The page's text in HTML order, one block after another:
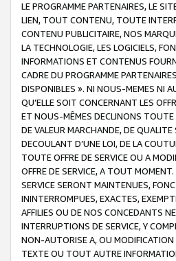
LE PROGRAMME PARTENAIRES, LE
LIEN, TOUT CONTENU, TOUTE
CONTENU PUBLICITAIRE, NOS
LA TECHNOLOGIE, LES LOGICIELS,
INFORMATIONS ET CONTENUS
CADRE DU PROGRAMME
DISPONIBLES ». NI NOUS-MEMES NI
QU’ELLE SOIT CONCERNANT LES
ET NOUS-MÊMES DECLINONS TOUTE
DE VALEUR MARCHANDE, DE
DECOULANT D’UNE LOI, DE LA
TOUTE OFFRE DE SERVICE OU A
OFFRE DE SERVICE, A TOUT
SERVICE SERONT MAINTENUES,
ININTERROMPUES, EXACTES,
AFFILIES OU DE NOS CONCEDANTS
INTERRUPTIONS DE SERVICE, Y
NON-AUTORISE A, OU
TEXTE OU TOUT AUTRE